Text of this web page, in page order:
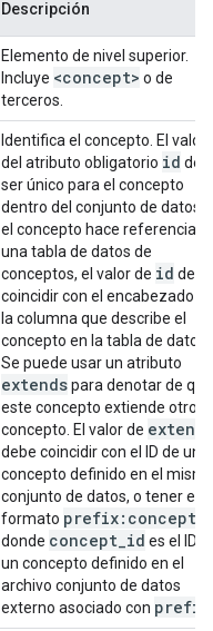
Descripción
Elemento de nivel superior.
Incluye <concept> o de
terceros.
Identifica el concepto. El valor
del atributo obligatorio id
ser único para el concepto
dentro del conjunto de datos.
el concepto hace referencia a
una tabla de datos de
conceptos, el valor de id debe
coincidir con el encabezado
la columna que describe el
concepto en la tabla de datos.
Se puede usar un atributo
extendspara denotar de que
este concepto extiende otro
concepto. El valor de extends
debe coincidir con el ID de un
concepto definido en el
conjunto de datos, o tener el
formato prefix:concept
donde concept id es el ID
un concepto definido en el
archivo conjunto de datos
externo asociado con prefix